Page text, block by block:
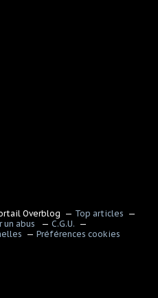
Overblog
Top articles
un abus
C.G.U.
Préférences cookies